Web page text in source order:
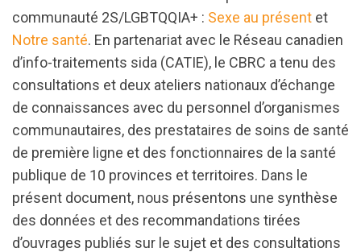
communauté 2S/LGBTQQIA+ : Sexe au présent et
Notre santé. En partenariat avec le Réseau canadien
d’info-traitements sida (CATIE), le CBRC a tenu des
consultations et deux ateliers nationaux d’échange
de connaissances avec du personnel d’organismes
communautaires, des prestataires de soins de santé
de première ligne et des fonctionnaires de la santé
publique de 10 provinces et territoires. Dans le
présent document, nous présentons une synthèse
des données et des recommandations tirées
d’ouvrages publiés sur le sujet et des consultations